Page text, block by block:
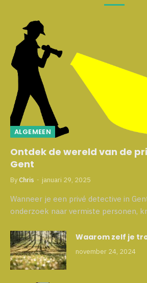
ALGEMEEN
Ontdek de wereld van de
Gent
By Chris januari 29, 2025
Wanneer je een privé detective in
onderzoek naar vermiste personen,
Waarom zelf je
november 24, 2024